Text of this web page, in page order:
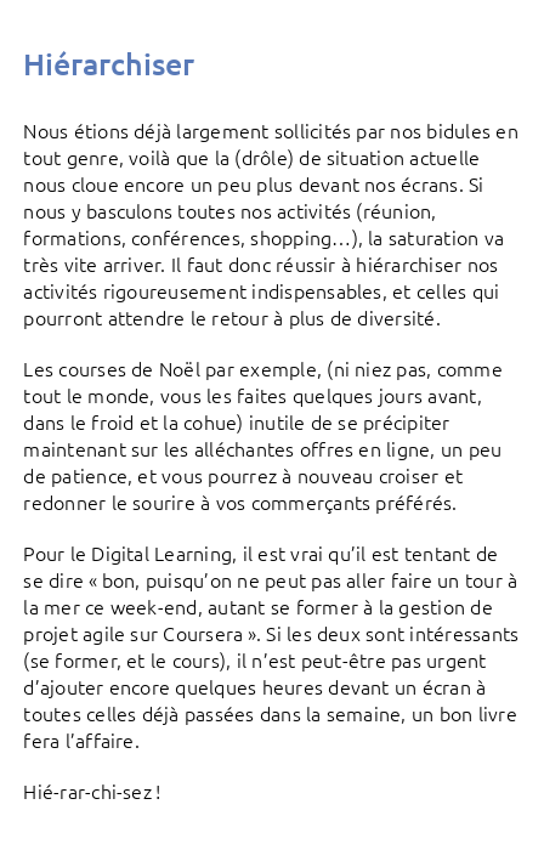
Hiérarchiser
Nous étions déjà largement sollicités par nos bidules en
tout genre, voilà que la (drôle) de situation actuelle
nous cloue encore un peu plus devant nos écrans. Si
nous y basculons toutes nos activités (réunion,
formations, conférences, shopping…), la saturation va
très vite arriver. Il faut donc réussir à hiérarchiser nos
activités rigoureusement indispensables, et celles qui
pourront attendre le retour à plus de diversité.
Les courses de Noël par exemple, (ni niez pas, comme
tout le monde, vous les faites quelques jours avant,
dans le froid et la cohue) inutile de se précipiter
maintenant sur les alléchantes offres en ligne, un peu
de patience, et vous pourrez à nouveau croiser et
redonner le sourire à vos commerçants préférés.
Pour le Digital Learning, il est vrai qu’il est tentant de
se dire « bon, puisqu’on ne peut pas aller faire un tour à
la mer ce week-end, autant se former à la gestion de
projet agile sur Coursera ». Si les deux sont intéressants
(se former, et le cours), il n’est peut-être pas urgent
d’ajouter encore quelques heures devant un écran à
toutes celles déjà passées dans la semaine, un bon livre
fera l’affaire.
Hié-rar-chi-sez !